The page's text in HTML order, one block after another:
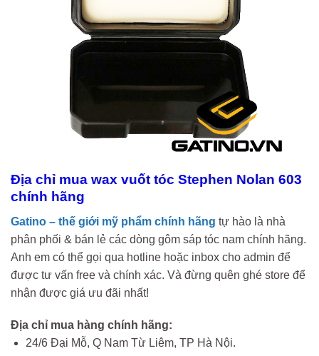
Địa chỉ mua wax vuốt tóc Stephen Nolan 603
chính hãng
Gatino – thế giới mỹ phẩm chính hãng tự hào là nhà
phân phối & bán lẻ các dòng gôm sáp tóc nam chính hãng.
Anh em có thể gọi qua hotline hoặc inbox cho admin để
được tư vấn free và chính xác. Và đừng quên ghé store để
nhận được giá ưu đãi nhất!
Địa chỉ mua hàng chính hãng:
24/6 Đại Mỗ, Q Nam Từ Liêm, TP Hà Nội.